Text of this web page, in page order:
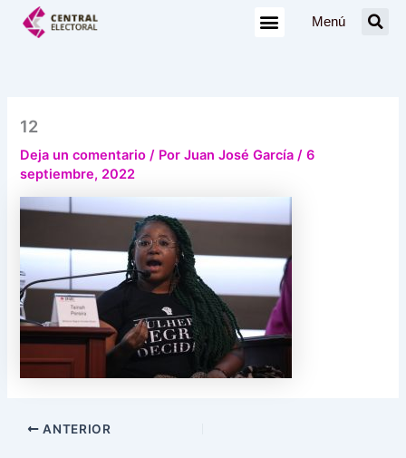
Menú
12
Deja un comentario / PorJuan José García/6
septiembre, 2022
ANTERIOR